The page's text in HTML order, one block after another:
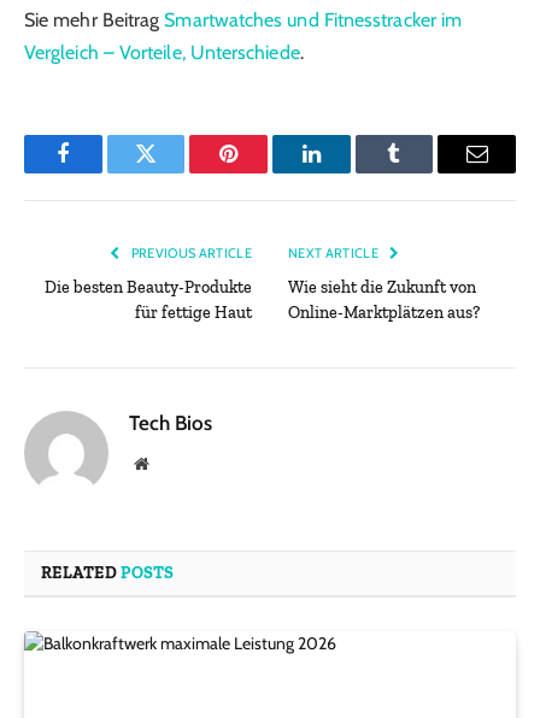
Sie mehr Beitrag Smartwatches und Fitnesstracker im
Vergleich – Vorteile, Unterschiede.
FacebookTwitter Pinterest LinkedInTumblr Email
PREVIOUS ARTICLE
Die besten Beauty-Produkte
für fettige Haut
NEXT ARTICLE
Wie sieht die Zukunft von
Online-Marktplätzen aus?
Tech Bios
Website
RELATEDPOSTS